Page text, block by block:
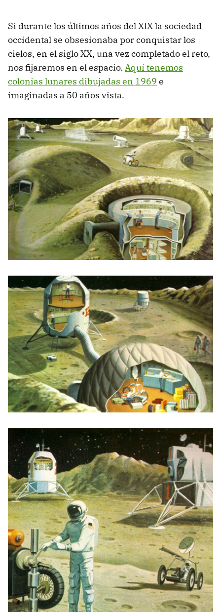
Si durante los últimos años del XIX la sociedad
occidental se obsesionaba por conquistar los
cielos, en el siglo XX, una vez completado el reto,
nos fijaremos en el espacio. Aquí tenemos
colonias lunares dibujadas en 1969 e
imaginadas a 50 años vista.